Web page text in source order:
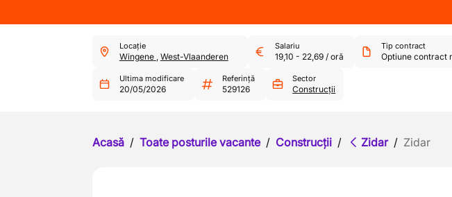
Locație
Wingene , West-Vlaanderen
Salariu
19,10 - 22,69/ oră
Tip contract
Optiune contract
Ultima modificare
20/05/2026
Referință
529126
Sector
Construcții
Acasă / Toate posturile vacante / Construcții / Zidar / Zidar